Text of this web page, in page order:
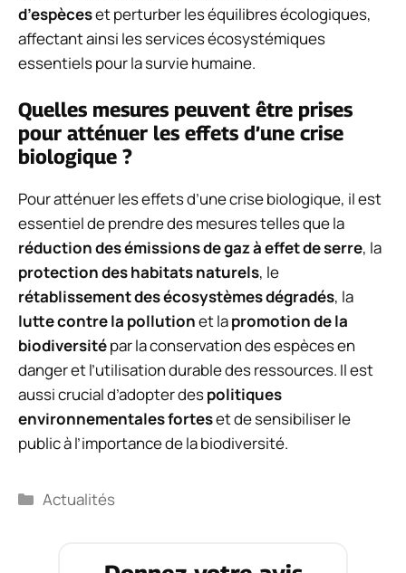
d’espèceset perturber les équilibres écologiques,
affectant ainsi les services écosystémiques
essentiels pour la survie humaine.
Quelles mesures peuvent être prises
pour atténuer les effets d’une crise
biologique ?
Pour atténuer les effets d’une crise biologique, il est
essentiel de prendre des mesures telles que la
réduction des émissions de gaz à effet de serre, la
protection des habitats naturels, le
rétablissement des écosystèmes dégradés, la
lutte contre la pollutionet lapromotion de la
biodiversitépar la conservation des espèces en
danger et l’utilisation durable des ressources. Il est
aussi crucial d’adopter despolitiques
environnementales forteset de sensibiliser le
public à l’importance de la biodiversité.
Catégories
Actualités